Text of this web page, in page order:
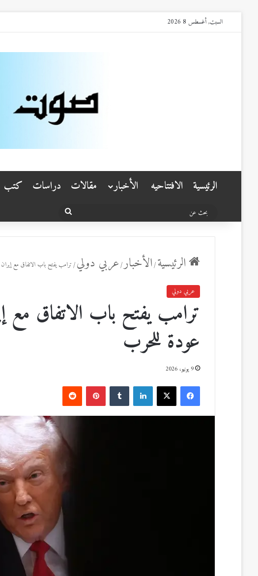
السبت, أغسطس 8 2026
الرئيسية الافتتاحيه الأخبار مقالات دراسات كتب
بحث
الرئيسية/الأخبار/عربي دولي/ترامب يفتح باب الاتفاق مع
عربي دولي
ترامب يفتح باب الاتفاق مع
عودة للحرب
9 يونيو، 2026
ي
X
ي
T
ي
R
e
d
i